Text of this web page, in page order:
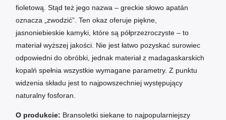
fioletową. Stąd też jego nazwa – greckie słowo apatán
oznacza „zwodzić”. Ten okaz oferuje piękne,
jasnoniebieskie kamyki, które są półprzezroczyste – to
materiał wyższej jakości. Nie jest łatwo pozyskać surowiec
odpowiedni do obróbki, jednak materiał z madagaskarskich
kopalń spełnia wszystkie wymagane parametry. Z punktu
widzenia składu jest to najpowszechniej występujący
naturalny fosforan.
O produkcie: Bransoletki siekane to najpopularniejszy